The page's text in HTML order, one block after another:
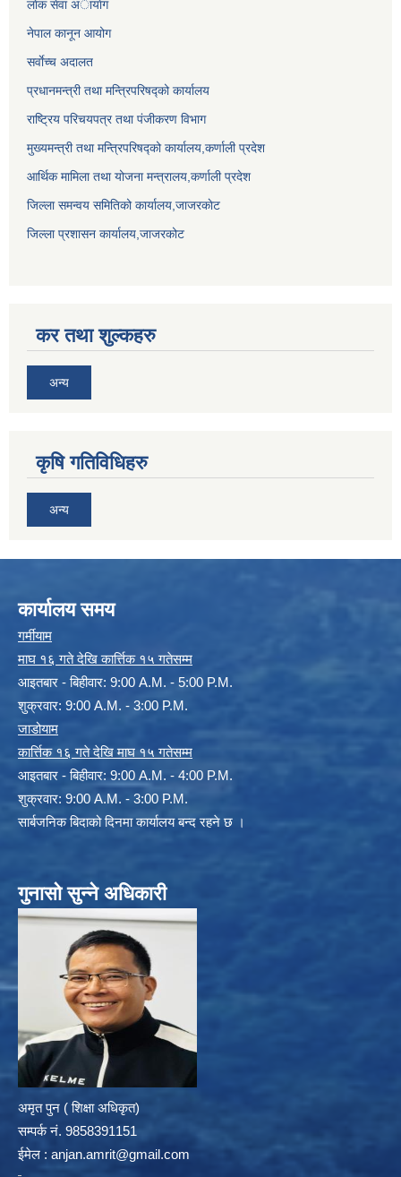
लाेक सेवा अायाेग
नेपाल कानून आयोग
सर्वाेच्च अदालत
प्रधानमन्त्री तथा मन्त्रिपरिषद्को कार्यालय
राष्ट्रिय परिचयपत्र तथा पंजीकरण विभाग
मुख्यमन्त्री तथा मन्त्रिपरिषद्को कार्यालय,कर्णाली प्रदेश
आर्थिक मामिला तथा योजना मन्त्रालय,कर्णाली प्रदेश
जिल्ला समन्वय समितिको कार्यालय,जाजरकाेट
जिल्ला प्रशासन कार्यालय,जाजरकोट
कर तथा शुल्कहरु
अन्य
कृषि गतिविधिहरु
अन्य
कार्यालय समय
गर्मीयाम
माघ १६ गते देखि कार्त्तिक १५ गतेसम्म
आइतबार - बिहीवार: 9:00 A.M. - 5:00 P.M.
शुक्रवार: 9:00 A.M. - 3:00 P.M.
जाडोयाम
कार्त्तिक १६ गते देखि माघ १५ गतेसम्म
आइतबार - बिहीवार: 9:00 A.M. - 4:00 P.M.
शुक्रवार: 9:00 A.M. - 3:00 P.M.
सार्बजनिक बिदाको दिनमा कार्यालय बन्द रहने छ ।
गुनासो सुन्ने अधिकारी
अमृत पुन ( शिक्षा अधिकृत)
सम्पर्क न‌ं. 9858391151
ईमेल : anjan.amrit@gmail.com